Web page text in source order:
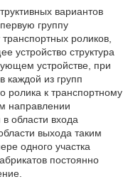
вариантов
группу
роликов,
устройство структура
устройстве, при
каждой из групп
ролика к транспортному
направлении
области входа
выхода таким
одного участка
постоянно